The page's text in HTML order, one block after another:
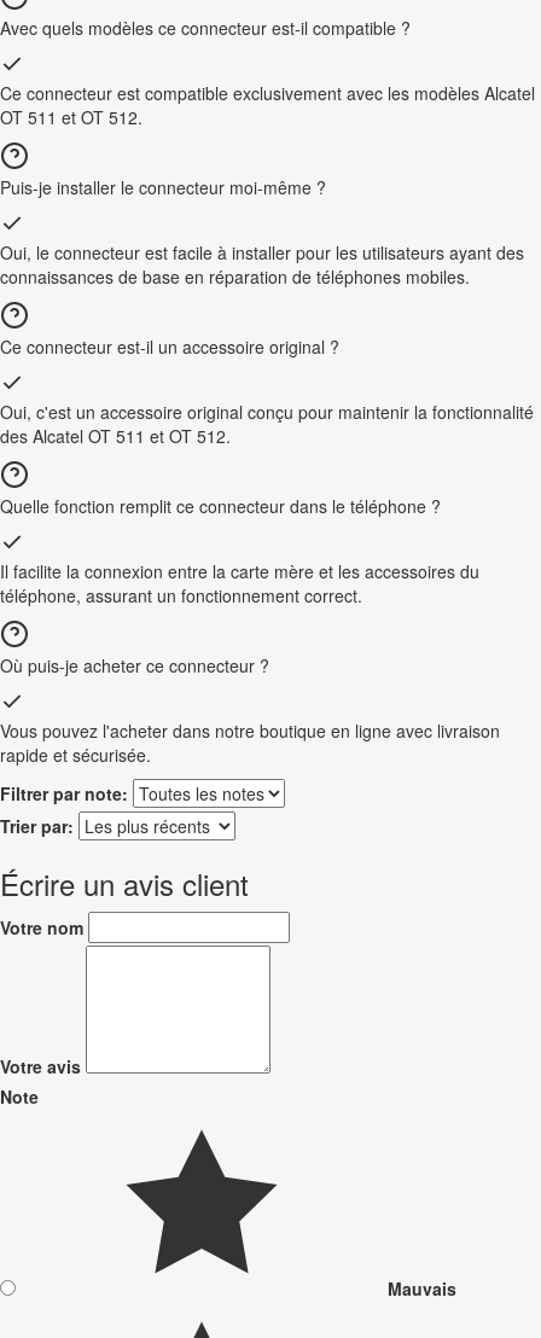
Avec quels modèles ce connecteur est-il compatible ?
Ce connecteur est compatible exclusivement avec les modèles Alcatel
OT 511 et OT 512.
Puis-je installer le connecteur moi-même ?
Oui, le connecteur est facile à installer pour les utilisateurs ayant des
connaissances de base en réparation de téléphones mobiles.
Ce connecteur est-il un accessoire original ?
Oui, c'est un accessoire original conçu pour maintenir la fonctionnalité
des Alcatel OT 511 et OT 512.
Quelle fonction remplit ce connecteur dans le téléphone ?
Il facilite la connexion entre la carte mère et les accessoires du
téléphone, assurant un fonctionnement correct.
Où puis-je acheter ce connecteur ?
Vous pouvez l'acheter dans notre boutique en ligne avec livraison
rapide et sécurisée.
Filtrer par note:
Trier par:
Écrire un avis client
Votre nom
Votre avis
Note
Mauvais